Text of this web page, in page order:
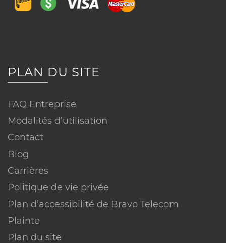
PLAN DU SITE
FAQ Entreprise
Modalités d’utilisation
Contact
Blog
Carrières
Politique de vie privée
Plan d’accessibilité de Bravo Telecom
Plainte
Plan du site
Réseau ou technologie :
Vitesse :